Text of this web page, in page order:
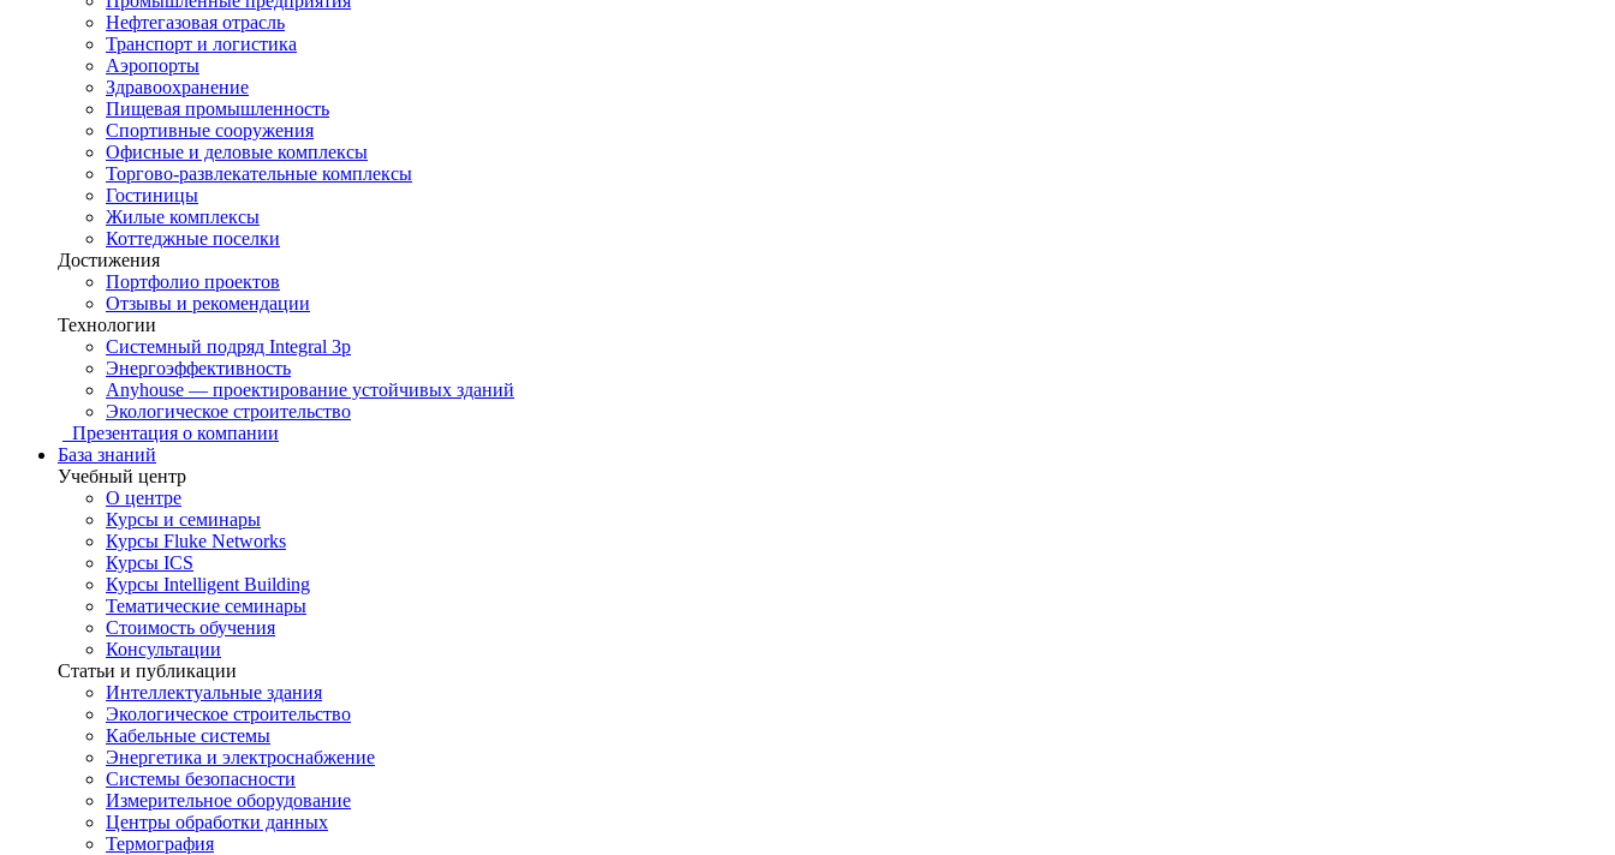
Нефтегазовая отрасль
Транспорт и логистика
Аэропорты
Здравоохранение
Пищевая промышленность
Спортивные сооружения
Офисные и деловые комплексы
Торгово-развлекательные комплексы
Гостиницы
Жилые комплексы
Коттеджные поселки
Достижения
Портфолио проектов
Отзывы и рекомендации
Технологии
Системный подряд Integral 3p
Энергоэффективность
Anyhouse — проектирование устойчивых зданий
Экологическое строительство
Презентация о компании
База знаний
Учебный центр
О центре
Курсы и семинары
Курсы Fluke Networks
Курсы ICS
Курсы Intelligent Building
Тематические семинары
Стоимость обучения
Консультации
Статьи и публикации
Интеллектуальные здания
Экологическое строительство
Кабельные системы
Энергетика и электроснабжение
Системы безопасности
Измерительное оборудование
Центры обработки данных
Термография